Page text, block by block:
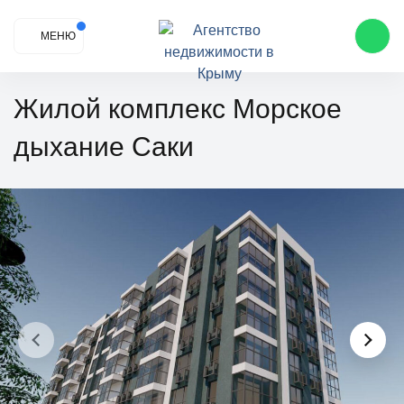
МЕНЮ
Жилой комплекс Морское
дыхание Саки